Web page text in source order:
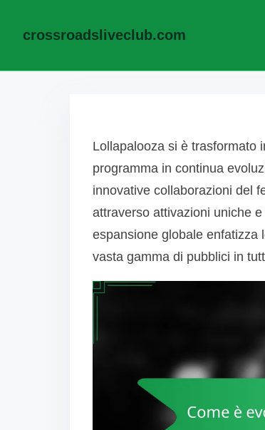
crossroadsliveclub.com
Lollapalooza si è trasformato
programma in continua
innovative collaborazioni del
attraverso attivazioni uniche
espansione globale enfatizza
vasta gamma di pubblici in